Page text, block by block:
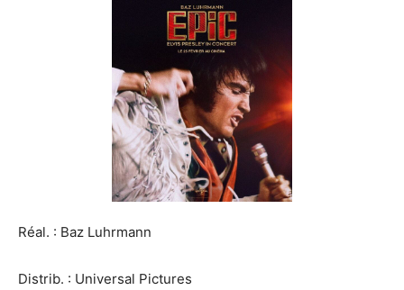
Réal. : Baz Luhrmann
Distrib. : Universal Pictures